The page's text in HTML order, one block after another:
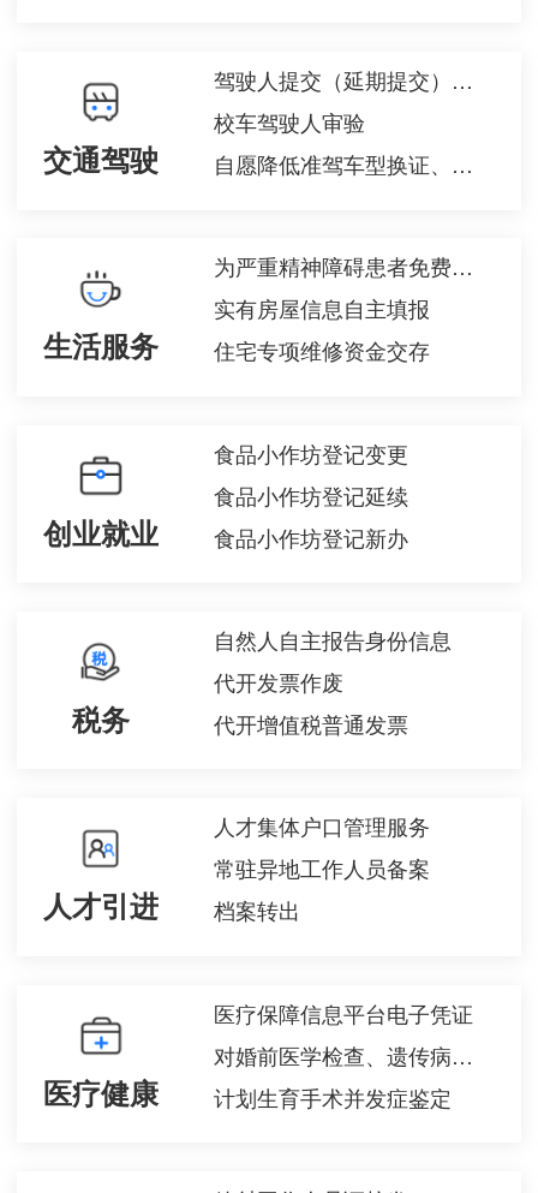
交通驾驶
驾驶人提交（延期提交）身体条件证明
校车驾驶人审验
自愿降低准驾车型换证、驾驶人信息变化换证、驾驶证损毁遗失换证、
生活服务
为严重精神障碍患者免费提供基本公共卫生服务
实有房屋信息自主填报
住宅专项维修资金交存
创业就业
食品小作坊登记变更
食品小作坊登记延续
食品小作坊登记新办
税务
自然人自主报告身份信息
代开发票作废
代开增值税普通发票
人才引进
人才集体户口管理服务
常驻异地工作人员备案
档案转出
医疗健康
医疗保障信息平台电子凭证
对婚前医学检查、遗传病诊断和产前诊断结果有异议的医学技术鉴定
计划生育手术并发症鉴定